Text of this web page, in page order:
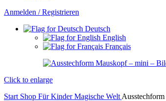
Anmelden / Registrieren
Deutsch
English
Français
Click to enlarge
Start Shop Für KinderMagische Welt